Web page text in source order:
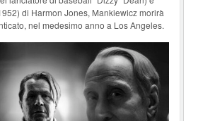
di Harmon Jones, Mankiewicz morirà
nel medesimo anno a Los Angeles.